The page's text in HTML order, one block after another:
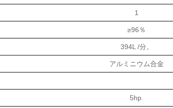
1
≥96％
394L /分。
アルミニウム合金
5hp.